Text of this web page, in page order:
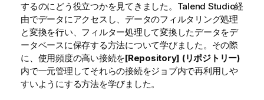
するのにどう役立つかを見てきました。 Talend Studio経
由でデータにアクセスし、データのフィルタリング処理
と変換を行い、フィルター処理して変換したデータをデ
ータベースに保存する方法について学びました。その際
に、使用頻度の高い接続を[Repository] (リポジトリー)
内で一元管理してそれらの接続をジョブ内で再利用しや
すいようにする方法を学びました。